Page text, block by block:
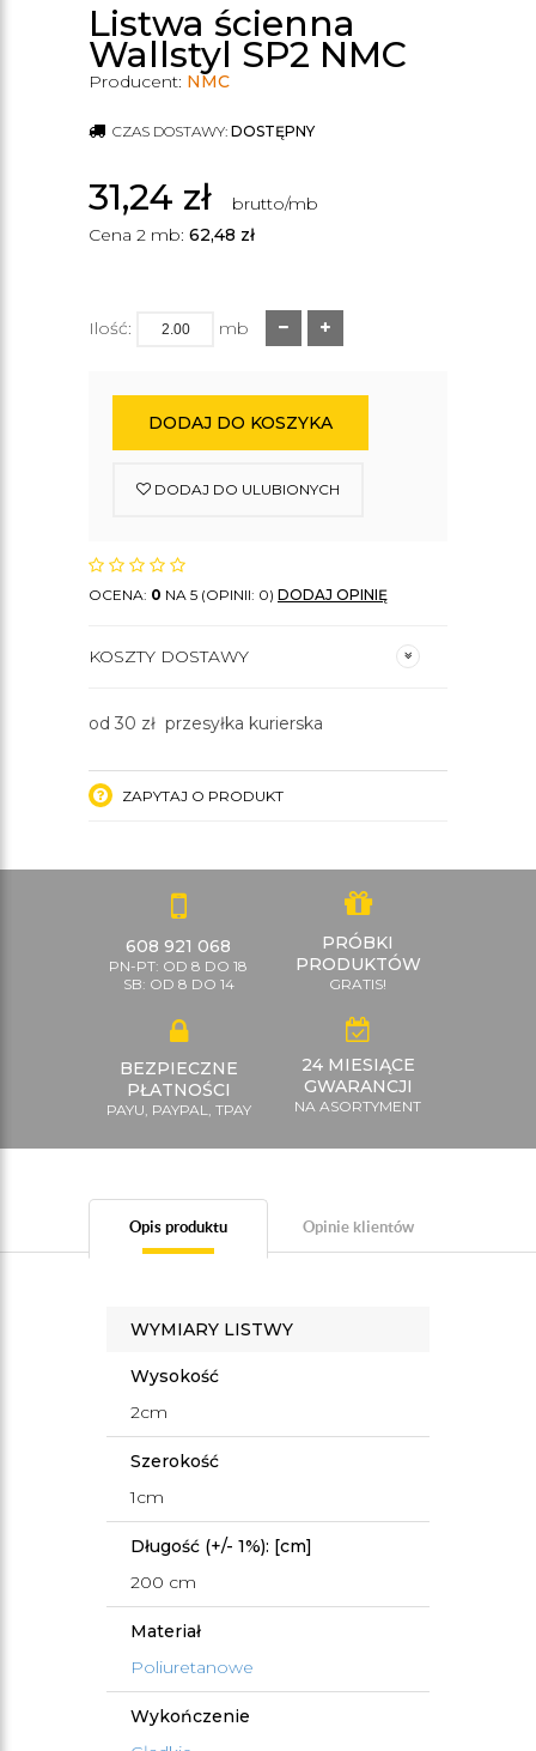
Listwa ścienna
Wallstyl SP2 NMC
Producent: NMC
CZAS DOSTAWY: DOSTĘPNY
31,24 zł
brutto/mb
Cena 2 mb: 62,48 zł
Ilość: mb
DODAJ DO KOSZYKA
DODAJ DO ULUBIONYCH
OCENA: 0 NA 5 (OPINII: 0) DODAJ OPINIĘ
KOSZTY DOSTAWY
od 30 zł przesyłka kurierska
ZAPYTAJ O PRODUKT
608 921 068
PN-PT: OD 8 DO 18
SB: OD 8 DO 14
PRÓBKI
PRODUKTÓW
GRATIS!
BEZPIECZNE
PŁATNOŚCI
PAYU, PAYPAL, TPAY
24 MIESIĄCE
GWARANCJI
NA ASORTYMENT
Opis produktu Opinie klientów
WYMIARY LISTWY
Wysokość
2cm
Szerokość
1cm
Długość (+/- 1%): [cm]
200 cm
Materiał
Poliuretanowe
Wykończenie